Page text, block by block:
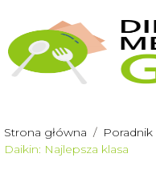
Strona główna / Poradnik
Daikin: Najlepsza klasa